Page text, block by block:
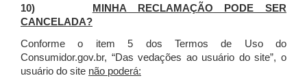
10)
MINHA RECLAMAÇÃO PODE SER
CANCELADA?
Conforme o item 5 dos Termos de Uso do
Consumidor.gov.br, “Das vedações ao usuário do site”, o
usuário do site não poderá: